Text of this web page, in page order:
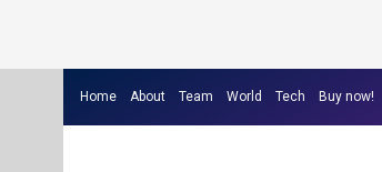
Home About Team World Tech Buy now!